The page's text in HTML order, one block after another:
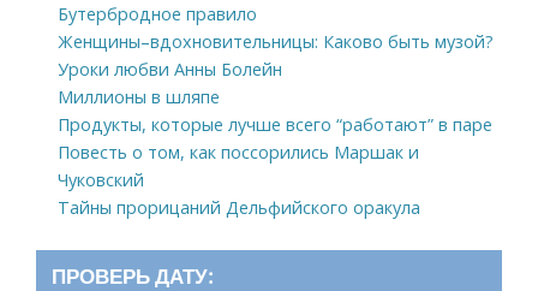
Бутербродное правило
Женщины–вдохновительницы: Каково быть музой?
Уроки любви Анны Болейн
Миллионы в шляпе
Продукты, которые лучше всего “работают” в паре
Повесть о том, как поссорились Маршак и
Чуковский
Тайны прорицаний Дельфийского оракула
ПРОВЕРЬ ДАТУ: